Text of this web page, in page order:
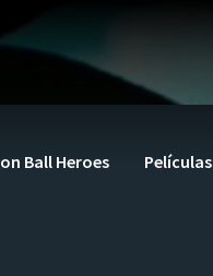
Ball Heroes Películas